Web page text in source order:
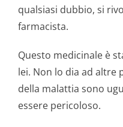
qualsiasi dubbio, si
farmacista.
Questo medicinale è
lei. Non lo dia ad altre
della malattia sono
essere pericoloso.